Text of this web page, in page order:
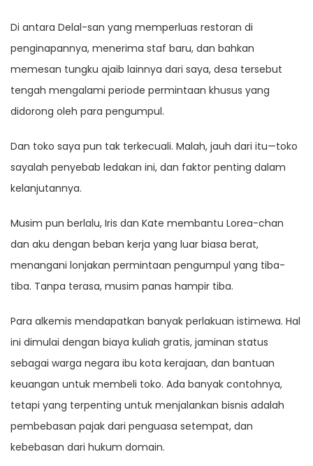
Di antara Delal-san yang memperluas restoran di
penginapannya, menerima staf baru, dan bahkan
memesan tungku ajaib lainnya dari saya, desa tersebut
tengah mengalami periode permintaan khusus yang
didorong oleh para pengumpul.
Dan toko saya pun tak terkecuali. Malah, jauh dari itu—toko
sayalah penyebab ledakan ini, dan faktor penting dalam
kelanjutannya.
Musim pun berlalu, Iris dan Kate membantu Lorea-chan
dan aku dengan beban kerja yang luar biasa berat,
menangani lonjakan permintaan pengumpul yang tiba-
tiba. Tanpa terasa, musim panas hampir tiba.
Para alkemis mendapatkan banyak perlakuan istimewa. Hal
ini dimulai dengan biaya kuliah gratis, jaminan status
sebagai warga negara ibu kota kerajaan, dan bantuan
keuangan untuk membeli toko. Ada banyak contohnya,
tetapi yang terpenting untuk menjalankan bisnis adalah
pembebasan pajak dari penguasa setempat, dan
kebebasan dari hukum domain.